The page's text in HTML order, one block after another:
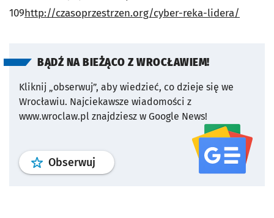
109http://czasoprzestrzen.org/cyber-reka-lidera/
BĄDŹ NA BIEŻĄCO Z WROCŁAWIEM!
Kliknij „obserwuj”, aby wiedzieć, co dzieje się we
Wrocławiu. Najciekawsze wiadomości z
www.wroclaw.pl znajdziesz w Google News!
Obserwuj profil serwisu